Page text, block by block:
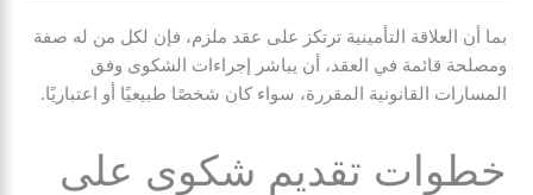
بما أن العلاقة التأمينية ترتكز على عقد ملزم، فإن لكل من له صفة
ومصلحة قائمة في العقد، أن يباشر إجراءات الشكوى وفق
المسارات القانونية المقررة، سواء كان شخصًا طبيعيًا أو اعتباريًا.
خطوات تقديم شكوى على